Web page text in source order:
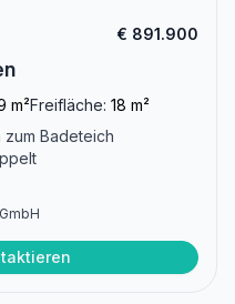
€ 891.900
m²Freifläche: 18 m²
Badeteich